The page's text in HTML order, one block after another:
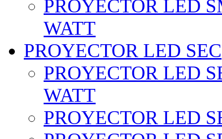
PROYECTOR LED
WATT
PROYECTOR LED SEC
PROYECTOR LED
WATT
PROYECTOR LED